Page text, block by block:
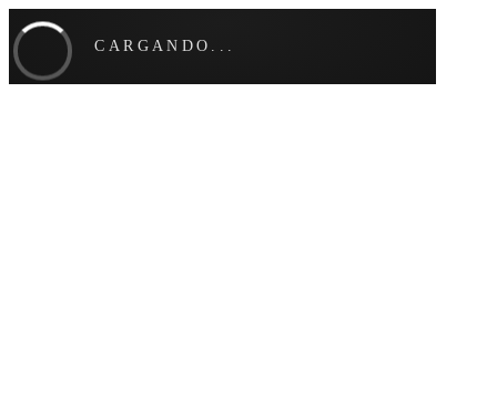
CARGANDO...